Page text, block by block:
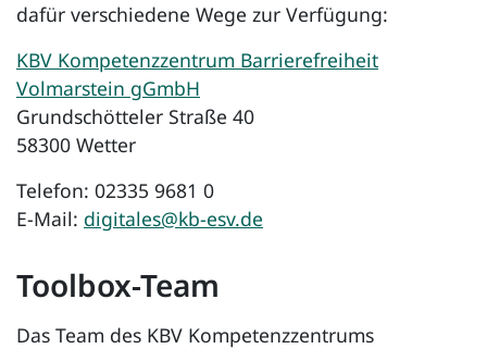
dafür verschiedene Wege zur Verfügung:
KBV Kompetenzzentrum Barrierefreiheit
Volmarstein gGmbH
Grundschötteler Straße 40
58300 Wetter
Telefon: 02335 9681 0
E-Mail: digitales@kb-esv.de
Toolbox-Team
Das Team des KBV Kompetenzzentrums